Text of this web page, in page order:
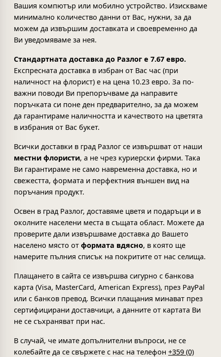
Вашия компютър или мобилно устройство. Изискваме
минимално количество данни от Вас, нужни, за да
можем да извършим доставката и своевременно да
Ви уведомяваме за нея.
Стандартната доставка до Разлог е 7.67 евро.
Експресната доставка в избран от Вас час (при
наличност на флорист) е на цена 10.23 евро. За по-
важни поводи Ви препоръчваме да направите
поръчката си поне ден предварително, за да можем
да гарантираме наличността и качеството на цветята
в избрания от Вас букет.
Всички доставки в град Разлог се извършват от наши
местни флористи, а не чрез куриерски фирми. Така
Ви гарантираме не само навременна доставка, но и
свежестта, формата и перфектния външен вид на
поръчания продукт.
Освен в град Разлог, доставяме цветя и подаръци и в
околните населени места в същата област. Можете да
проверите дали извършваме доставка до Вашето
населено място от формата вдясно, в която ще
намерите пълния списък на покритите от нас селища.
Плащането в сайта се извършва сигурно с банкова
карта (Visa, MasterCard, American Express), през PayPal
или с банков превод. Всички плащания минават през
сертифицирани доставчици, а данните от картата Ви
не се съхраняват при нас.
В случай, че имате допълнителни въпроси, не се
колебайте да се свържете с нас на телефон +359 (0)